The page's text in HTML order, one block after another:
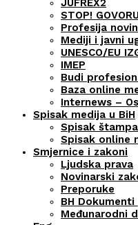
JUFREX2
STOP!
Profesija
Mediji i javni
UNESCO/EU
IMEP
Budi
Baza online
Internews –
Spisak medija u BiH
Spisak
Spisak online
Smjernice i zakoni
Ljudska prava
Novinarski
Preporuke
BH
Međunarodni